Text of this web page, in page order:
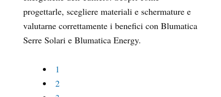
progettarle, scegliere materiali e schermature e
valutarne correttamente i benefici con Blumatica
Serre Solari e Blumatica Energy.
1
2